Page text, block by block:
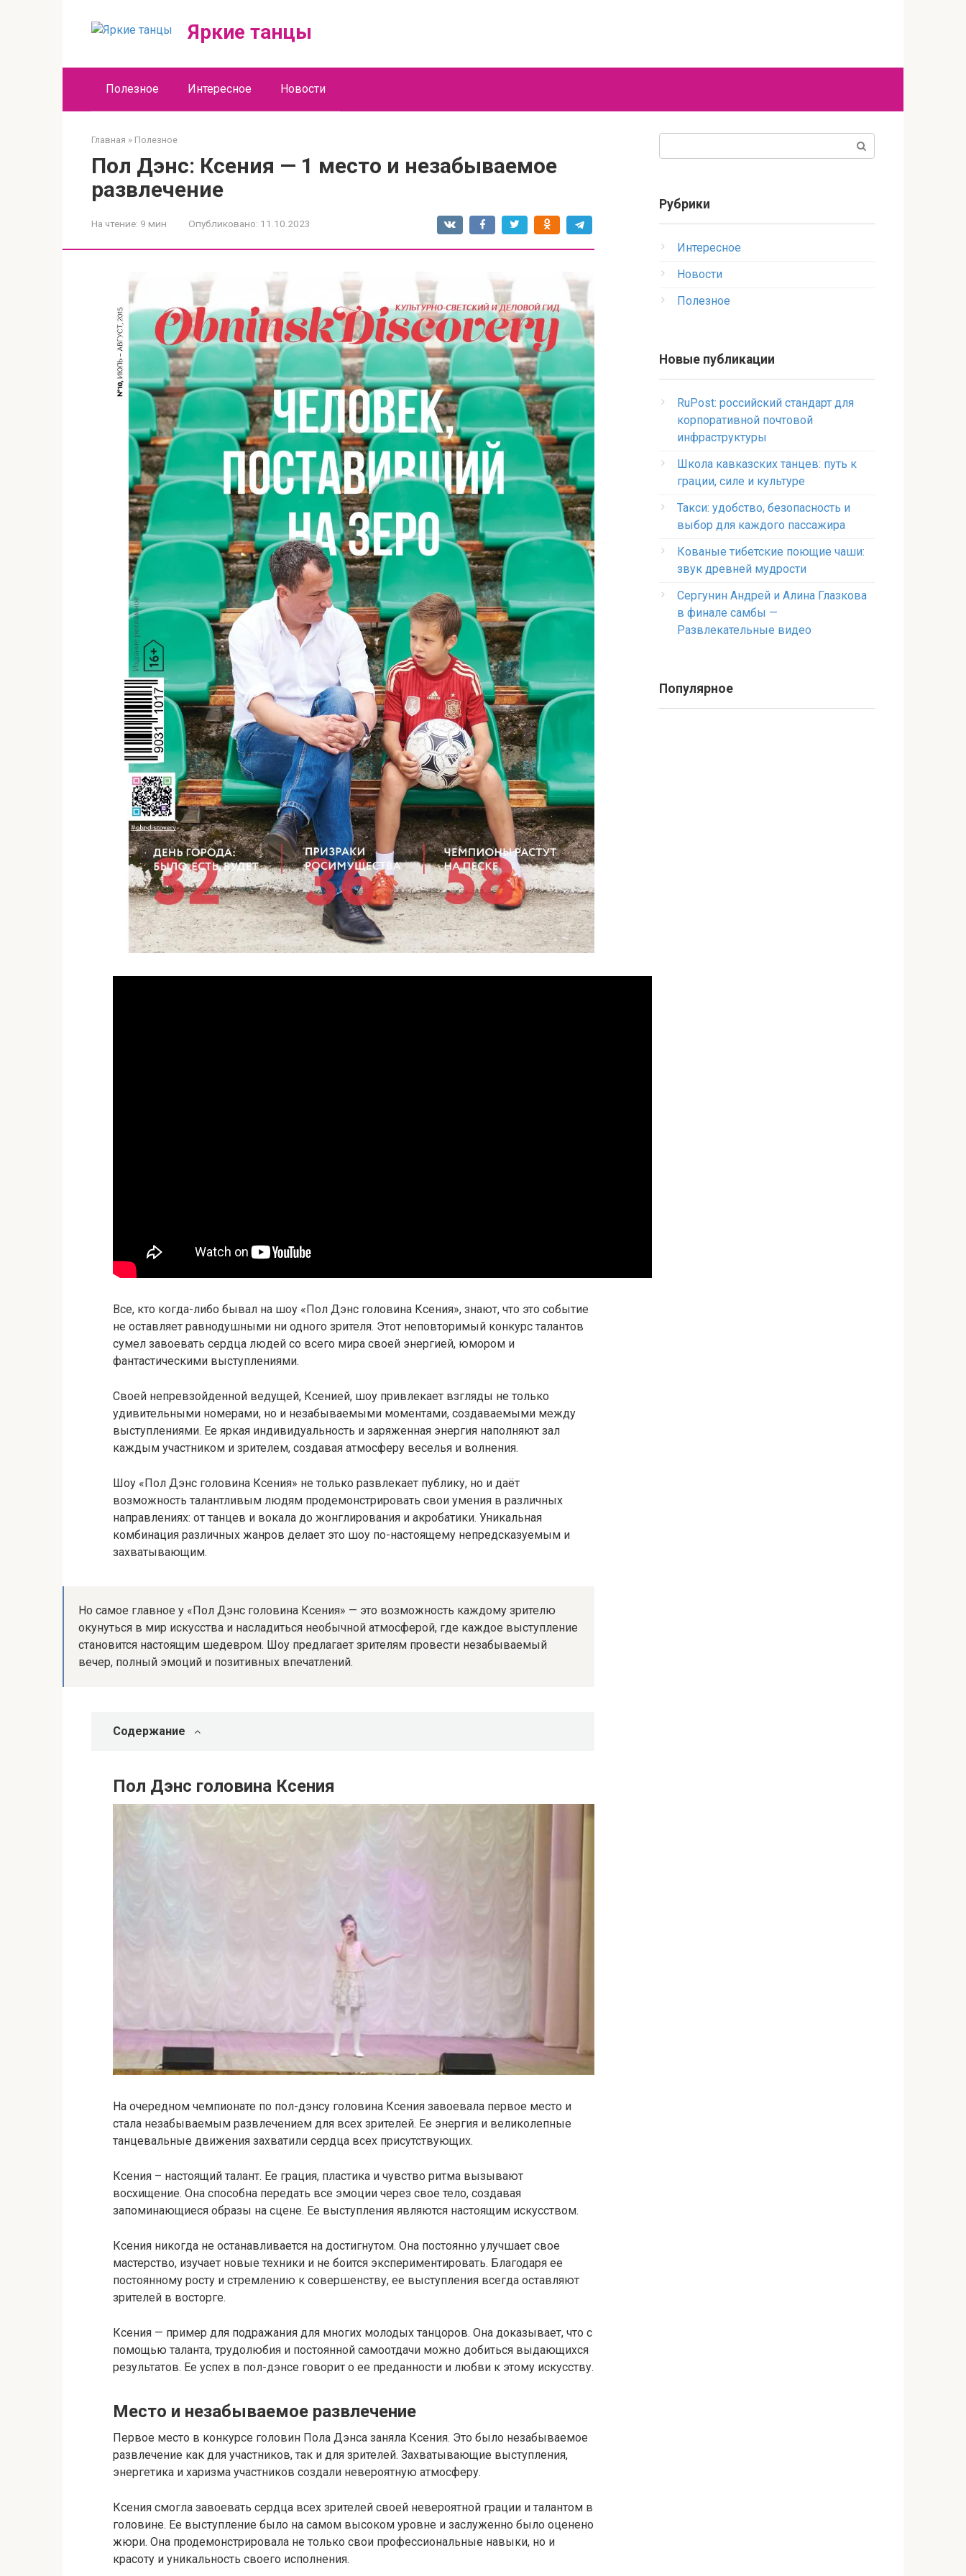
Яркие танцы
Полезное Интересное Новости
Главная » Полезное
Пол Дэнс: Ксения — 1 место и незабываемое
развлечение
На чтение: 9 мин Опубликовано: 11.10.2023
Все, кто когда-либо бывал на шоу «Пол Дэнс головина Ксения», знают, что это событие
не оставляет равнодушными ни одного зрителя. Этот неповторимый конкурс талантов
сумел завоевать сердца людей со всего мира своей энергией, юмором и
фантастическими выступлениями.
Своей непревзойденной ведущей, Ксенией, шоу привлекает взгляды не только
удивительными номерами, но и незабываемыми моментами, создаваемыми между
выступлениями. Ее яркая индивидуальность и заряженная энергия наполняют зал
каждым участником и зрителем, создавая атмосферу веселья и волнения.
Шоу «Пол Дэнс головина Ксения» не только развлекает публику, но и даёт
возможность талантливым людям продемонстрировать свои умения в различных
направлениях: от танцев и вокала до жонглирования и акробатики. Уникальная
комбинация различных жанров делает это шоу по-настоящему непредсказуемым и
захватывающим.
Но самое главное у «Пол Дэнс головина Ксения» — это возможность каждому зрителю
окунуться в мир искусства и насладиться необычной атмосферой, где каждое выступление
становится настоящим шедевром. Шоу предлагает зрителям провести незабываемый
вечер, полный эмоций и позитивных впечатлений.
Содержание
Пол Дэнс головина Ксения
На очередном чемпионате по пол-дэнсу головина Ксения завоевала первое место и
стала незабываемым развлечением для всех зрителей. Ее энергия и великолепные
танцевальные движения захватили сердца всех присутствующих.
Ксения – настоящий талант. Ее грация, пластика и чувство ритма вызывают
восхищение. Она способна передать все эмоции через свое тело, создавая
запоминающиеся образы на сцене. Ее выступления являются настоящим искусством.
Ксения никогда не останавливается на достигнутом. Она постоянно улучшает свое
мастерство, изучает новые техники и не боится экспериментировать. Благодаря ее
постоянному росту и стремлению к совершенству, ее выступления всегда оставляют
зрителей в восторге.
Ксения — пример для подражания для многих молодых танцоров. Она доказывает, что с
помощью таланта, трудолюбия и постоянной самоотдачи можно добиться выдающихся
результатов. Ее успех в пол-дэнсе говорит о ее преданности и любви к этому искусству.
Место и незабываемое развлечение
Первое место в конкурсе головин Пола Дэнса заняла Ксения. Это было незабываемое
развлечение как для участников, так и для зрителей. Захватывающие выступления,
энергетика и харизма участников создали невероятную атмосферу.
Ксения смогла завоевать сердца всех зрителей своей невероятной грации и талантом в
головине. Ее выступление было на самом высоком уровне и заслуженно было оценено
жюри. Она продемонстрировала не только свои профессиональные навыки, но и
красоту и уникальность своего исполнения.
Рубрики
Интересное
Новости
Полезное
Новые публикации
RuPost: российский стандарт для
корпоративной почтовой
инфраструктуры
Школа кавказских танцев: путь к
грации, силе и культуре
Такси: удобство, безопасность и
выбор для каждого пассажира
Кованые тибетские поющие чаши:
звук древней мудрости
Сергунин Андрей и Алина Глазкова
в финале самбы —
Развлекательные видео
Популярное